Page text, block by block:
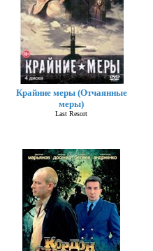
Крайние меры (Отчаянные
меры)
Last Resort